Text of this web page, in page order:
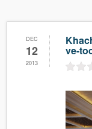
DEC
12
2013
ve-